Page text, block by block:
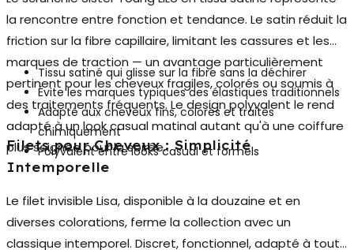
la rencontre entre fonction et tendance. Le satin réduit la
friction sur la fibre capillaire, limitant les cassures et les
marques de traction — un avantage particulièrement
pertinent pour les cheveux fragiles, colorés ou soumis à
des traitements fréquents. Le design polyvalent le rend
adapté à un look casual matinal autant qu'à une coiffure
plus soignée pour la soirée.
Tissu satiné qui glisse sur la fibre sans la déchirer
Évite les marques typiques des élastiques traditionnels
Adapté aux cheveux fins, colorés et traités
chimiquement
Polyvalent entre looks casual et formels
Filets pour Cheveux : Simplicité
Intemporelle
Le filet invisible Lisa, disponible à la douzaine et en
diverses colorations, ferme la collection avec un
classique intemporel. Discret, fonctionnel, adapté à tout